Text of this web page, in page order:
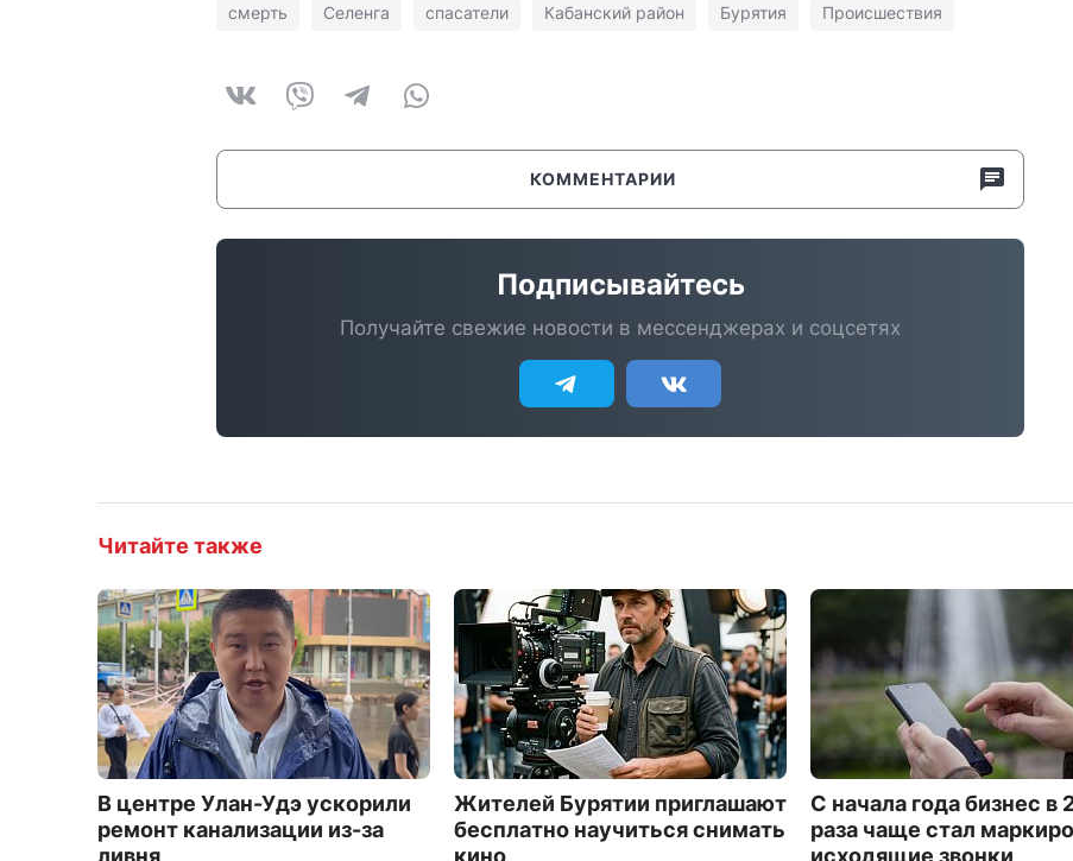
смерть Селенга спасатели Кабанский район Бурятия Происшествия
КОММЕНТАРИИ
Подписывайтесь
Получайте свежие новости в мессенджерах и соцсетях
Читайте также
В центре Улан-Удэ ускорили
ремонт канализации из-за
Жителей Бурятии приглашают
бесплатно научиться снимать
С начала года бизнес в
раза чаще стал